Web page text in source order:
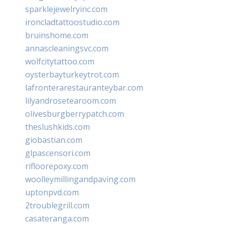
sparklejewelryinc.com
ironcladtattoostudio.com
bruinshome.com
annascleaningsvc.com
wolfcitytattoo.com
oysterbayturkeytrot.com
lafronterarestauranteybar.com
lilyandrosetearoom.com
olivesburgberrypatch.com
theslushkids.com
giobastian.com
glpascensori.com
rifloorepoxy.com
woolleymillingandpaving.com
uptonpvd.com
2troublegrill.com
casateranga.com